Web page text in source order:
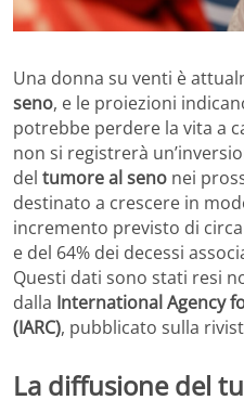
Una donna su venti è
seno, e le proiezioni
potrebbe perdere la vita a
non si registrerà
del tumore al seno nei
destinato a crescere in
incremento previsto di
e del 64% dei decessi
Questi dati sono stati resi
dalla International Agency
(IARC), pubblicato sulla
La diffusione del